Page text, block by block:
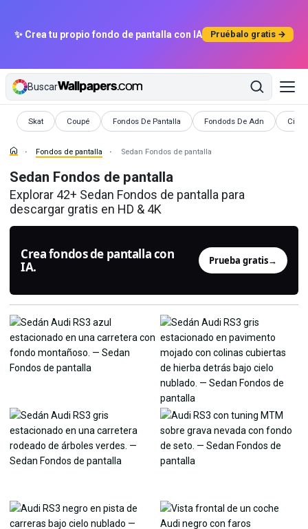
✨ Crea tu propio fondo de pantalla con IA Pruébalo gratis →
Buscar
Skat
Fondos de pantalla
Coupé
Fondos de pantallaFondos De Pantalla Fondods De Adn
Fondos de pantalla
Fondos de pantalla Sedan Fondos de pantalla
Sedan Fondos de pantalla
Explorar 42+ Sedan Fondos de pantalla para
descargar gratis en HD & 4K
Crea fondos de pantalla con
IA.
Prueba gratis→